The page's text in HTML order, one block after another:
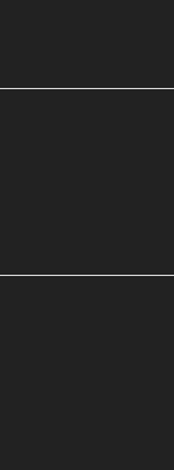
im nächsten